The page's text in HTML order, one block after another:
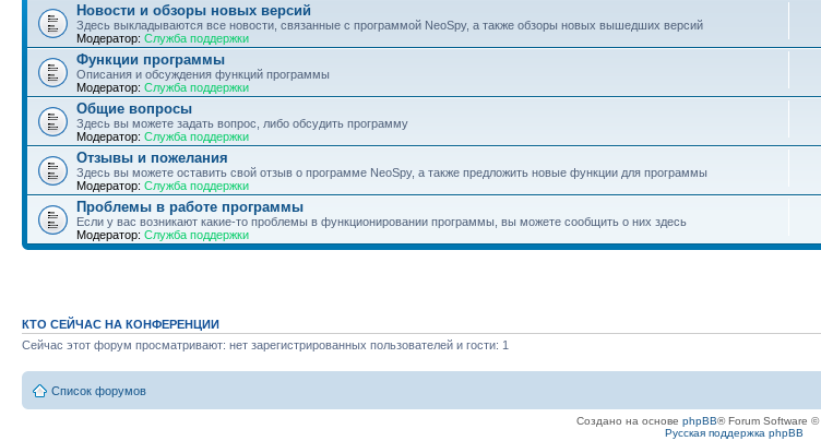
Новости и обзоры новых версий
Здесь выкладываются все новости, связанные с программой NeoSpy, а также обзоры новых вышедших версий
Модератор: Служба поддержки
Функции программы
Описания и обсуждения функций программы
Модератор: Служба поддержки
Общие вопросы
Здесь вы можете задать вопрос, либо обсудить программу
Модератор: Служба поддержки
Отзывы и пожелания
Здесь вы можете оставить свой отзыв о программе NeoSpy, а также предложить новые функции для программы
Модератор: Служба поддержки
Проблемы в работе программы
Если у вас возникают какие-то проблемы в функционировании программы, вы можете сообщить о них здесь
Модератор: Служба поддержки
КТО СЕЙЧАС НА КОНФЕРЕНЦИИ
Сейчас этот форум просматривают: нет зарегистрированных пользователей и гости: 1
Список форумов
Создано на основе phpBB® Forum Software
Русская поддержка phpBB